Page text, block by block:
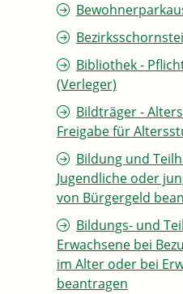
Bibliothek -
(Verleger)
Bildträger -
Freigabe für
Bildung und
Jugendliche oder
von Bürgergeld
Bildungs- und
Erwachsene bei
im Alter oder bei
beantragen